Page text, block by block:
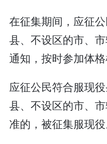
在征集期间，应征
县、不设区的市、
通知，按时参加体格
应征公民符合服现
县、不设区的市、
准的，被征集服现役